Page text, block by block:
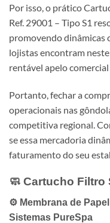
Por isso, o prático
Ref. 29001 – Tipo S1
promovendo dinâmicas
lojistas encontram
rentável apelo
Portanto, fechar a
operacionais nas
competitiva regional.
se essa mercadoria
faturamento do seu
🧼 Cartucho Filtro
⚙️ Membrana de
Sistemas PureSpa